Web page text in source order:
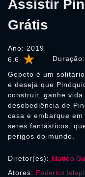
6.6 Duração:
Assistir
Grátis
Ano: 2019
Gepeto é um
e deseja que
construir, ganhe
desobediência de
casa e embarque
seres fantásticos,
perigos do mundo.
Diretor(es): Matteo
Atores: Federico Ielapi